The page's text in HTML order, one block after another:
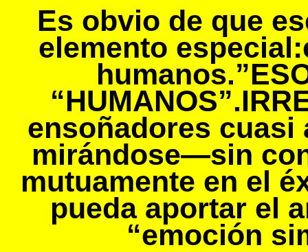
Es obvio de que
elemento
ensoñadores cuasi
mirándose—sin
mutuamente en el
pueda aportar el
“emoción